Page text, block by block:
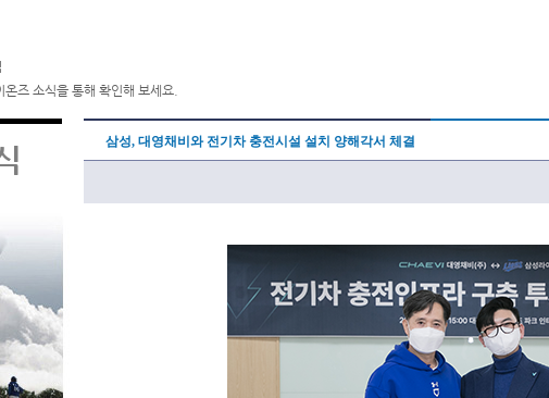
즈 소식을 통해 확인해 보세요.
삼성, 대영채비와 전기차 충전시설 설치 양해각서 체결